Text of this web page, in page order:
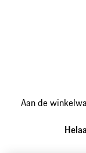
terug
Aan de